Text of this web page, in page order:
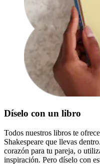
Díselo con un libro
Todos nuestros libros te
Shakespeare que llevas
corazón para tu pareja, o
inspiración. Pero díselo con